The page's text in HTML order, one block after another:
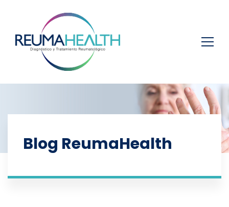
Blog ReumaHealth